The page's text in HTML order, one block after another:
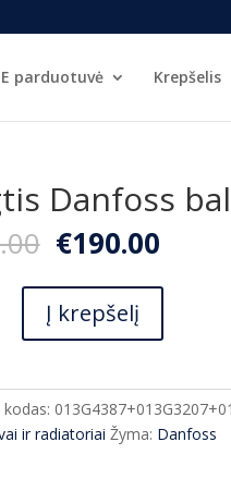
E parduotuvė Krepšelis
Danfoss
Original
price
was:
€257.00.
€190.00
is:
Į krepšelį
ir radiatoriai Žyma: Danfoss